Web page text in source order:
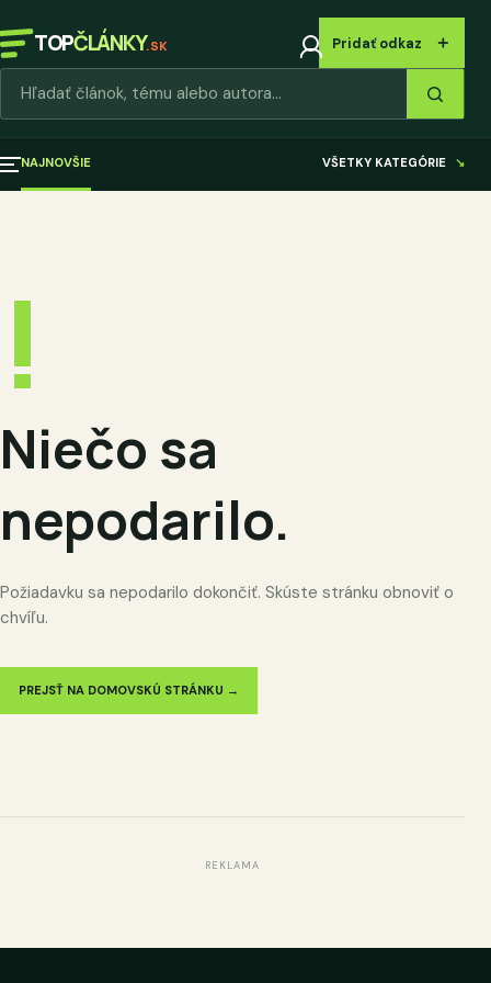
TOPČLÁNKY.SK Pridať odkaz ＋
NAJNOVŠIE VŠETKY KATEGÓRIE ↘
!
Niečo sa
nepodarilo.
Požiadavku sa nepodarilo dokončiť. Skúste stránku obnoviť o
chvíľu.
PREJSŤ NA DOMOVSKÚ STRÁNKU →
REKLAMA